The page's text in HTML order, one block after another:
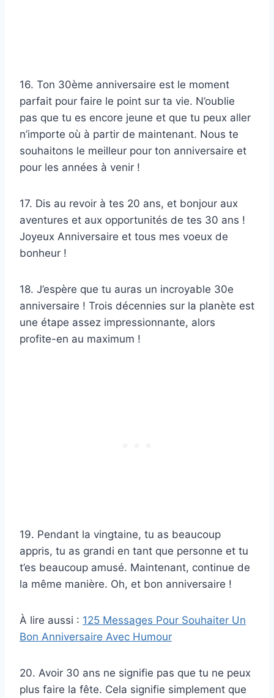
16. Ton 30ème anniversaire est le moment
parfait pour faire le point sur ta vie. N’oublie
pas que tu es encore jeune et que tu peux aller
n’importe où à partir de maintenant. Nous te
souhaitons le meilleur pour ton anniversaire et
pour les années à venir !
17. Dis au revoir à tes 20 ans, et bonjour aux
aventures et aux opportunités de tes 30 ans !
Joyeux Anniversaire et tous mes voeux de
bonheur !
18. J’espère que tu auras un incroyable 30e
anniversaire ! Trois décennies sur la planète est
une étape assez impressionnante, alors
profite-en au maximum !
19. Pendant la vingtaine, tu as beaucoup
appris, tu as grandi en tant que personne et tu
t’es beaucoup amusé. Maintenant, continue de
la même manière. Oh, et bon anniversaire !
À lire aussi : 125 Messages Pour Souhaiter Un
Bon Anniversaire Avec Humour
20. Avoir 30 ans ne signifie pas que tu ne peux
plus faire la fête. Cela signifie simplement que